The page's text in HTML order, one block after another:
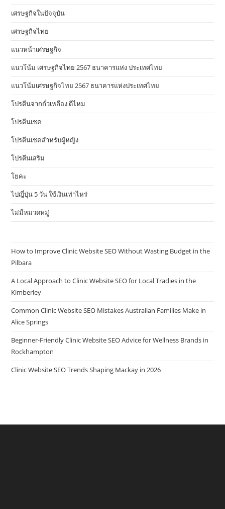
เศรษฐกิจในปัจจุบัน
เศรษฐกิจไทย
แนวหน้าเศรษฐกิจ
แนวโน้ม เศรษฐกิจไทย 2567 ธนาคารแห่ง ประเทศไทย
แนวโน้มเศรษฐกิจไทย 2567 ธนาคารแห่งประเทศไทย
โปรตีนจากถั่วเหลือง ดีไหม
โปรตีนเชค
โปรตีนเชคสำหรับผู้หญิง
โปรตีนเสริม
โยคะ
ไปญี่ปุ่น 5 วัน ใช้เงินเท่าไหร่
ไม่มีหมวดหมู่
How to Improve Clinic Website SEO Without Wasting Budget in the
Pilbara
A Local Approach to Clinic Website SEO for Local Tradies in the
Kimberley
Common Clinic Website SEO Mistakes Australian Families Make in
Alice Springs
Beginner-Friendly Clinic Website SEO Advice for Wellness Brands in
Rockhampton
Clinic Website SEO Trends Shaping Mackay in 2026